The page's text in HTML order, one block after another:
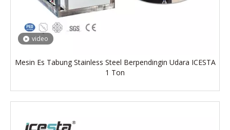
video
Mesin Es Tabung Stainless Steel Berpendingin Udara ICESTA
1 Ton